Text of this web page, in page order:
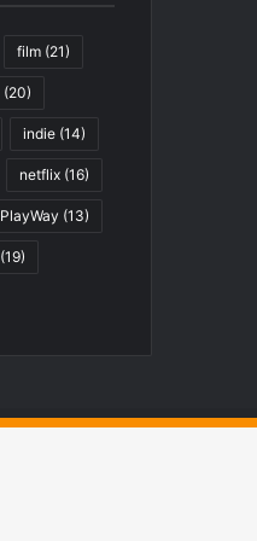
film (21)
(20)
indie (14)
netflix (16)
PlayWay (13)
(19)